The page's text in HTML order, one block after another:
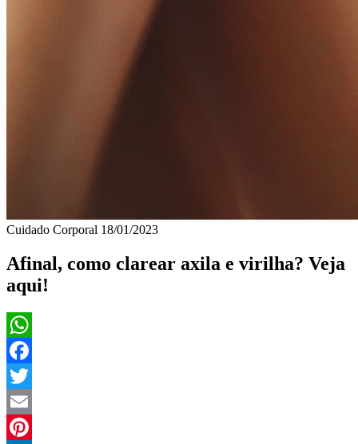
Cuidado Corporal 18/01/2023
Afinal, como clarear axila e virilha? Veja
aqui!
WhatsApp
Facebook
Twitter
Email